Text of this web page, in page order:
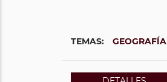
TEMAS: GEOGRAFÍA